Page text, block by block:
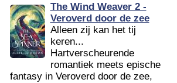
The Wind Weaver 2 -
Veroverd door de zee
Alleen zij kan het tij
keren...
Hartverscheurende
romantiek meets epische
fantasy in Veroverd door de zee,